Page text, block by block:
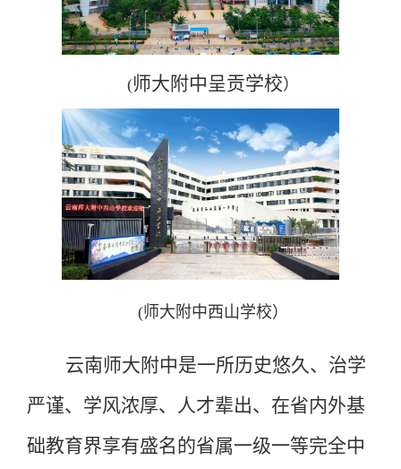
(师大附中呈贡学校）
(师大附中西山学校）
云南师大附中是一所历史悠久、治学
严谨、学风浓厚、人才辈出、在省内外基
础教育界享有盛名的省属一级一等完全中